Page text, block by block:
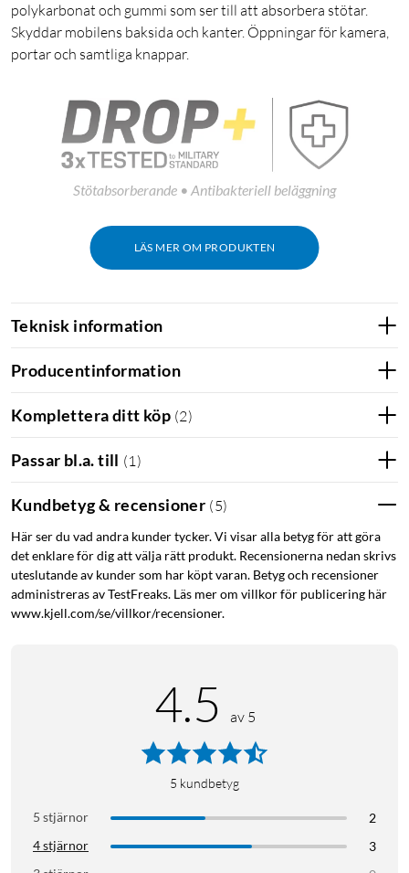
polykarbonat och gummi som ser till att absorbera stötar.
Skyddar mobilens baksida och kanter. Öppningar för kamera,
portar och samtliga knappar.
LÄS MER OM PRODUKTEN
Stötabsorberande • Antibakteriell beläggning
Teknisk information
Producentinformation
Komplettera ditt köp (2)
Passar bl.a. till (1 )
Kundbetyg & recensioner (5)
Här ser du vad andra kunder tycker. Vi visar alla betyg för att göra
det enklare för dig att välja rätt produkt. Recensionerna nedan skrivs
uteslutande av kunder som har köpt varan. Betyg och recensioner
administreras av TestFreaks. Läs mer om villkor för publicering här
www.kjell.com/se/villkor/recensioner.
4.5 av 5
5 kundbetyg
5 stjärnor
2
4 stjärnor
3